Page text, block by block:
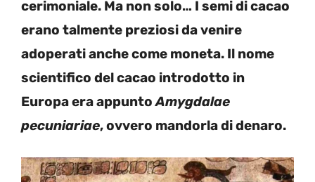
cerimoniale. Ma non solo… I semi di cacao
erano talmente preziosi da venire
adoperati anche come moneta. Il nome
scientifico del cacao introdotto in
Europa era appuntoAmygdalae
pecuniariae, ovvero mandorla di denaro.